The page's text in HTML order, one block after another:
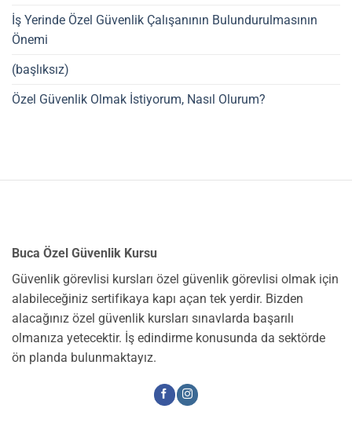
İş Yerinde Özel Güvenlik Çalışanının Bulundurulmasının
Önemi
(başlıksız)
Özel Güvenlik Olmak İstiyorum, Nasıl Olurum?
Buca Özel Güvenlik Kursu
Güvenlik görevlisi kursları özel güvenlik görevlisi olmak için
alabileceğiniz sertifikaya kapı açan tek yerdir. Bizden
alacağınız özel güvenlik kursları sınavlarda başarılı
olmanıza yetecektir. İş edindirme konusunda da sektörde
ön planda bulunmaktayız.